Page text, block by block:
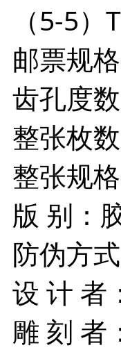
（5-5
邮票规
齿孔度
整张枚
整张规
版 别：
防伪方
设 计 者
雕 刻 者